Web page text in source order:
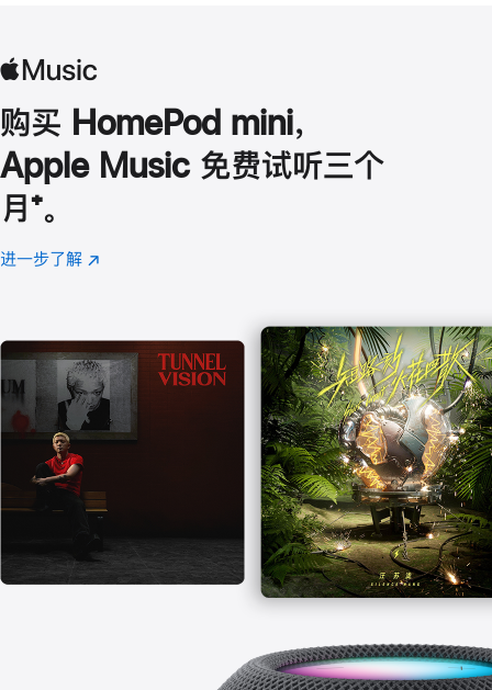
购买 HomePod mini，
Apple Music 免费试听三个
月 脚
注
⁺。
进一步了解 Apple
(在
口
中
打
开)